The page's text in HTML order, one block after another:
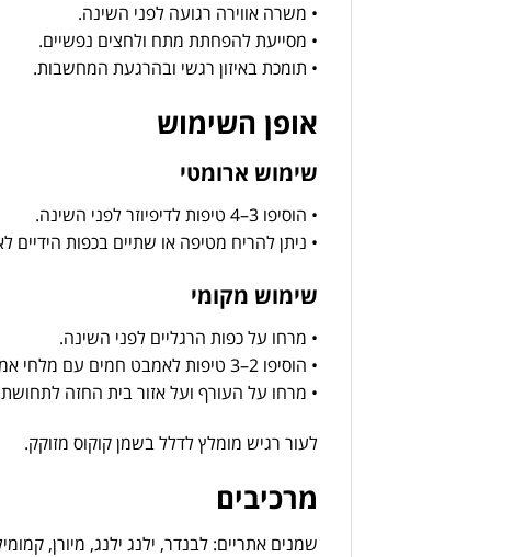
• משרה אווירה רגועה לפני השינה.
• מסייעתלהפחתת מתח ולחצים נפשיים.
• תומכתבאיזון רגשי ובהרגעת המחשבות.
אופן השימוש
שימוש ארומטי
• הוסיפו 3–
4 טיפותלדיפיוזרלפני השינה.
• ניתןלהריח מטיפה או שתיים בכפות הידיים
שימוש מקומי
• מרחו עלכפות הרגליים לפני השינה.
• הוסיפו 2–
3 טיפותלאמבט חמים עם מלחי
• מרחו על העורף ועלאזורבית החזה לתחושת
לעור רגיש מומלץלדללבשמןקוקוס מזוקק.
מרכיבים
שמנים אתריים: לבנדר, ילנג ילנג, מיורן,